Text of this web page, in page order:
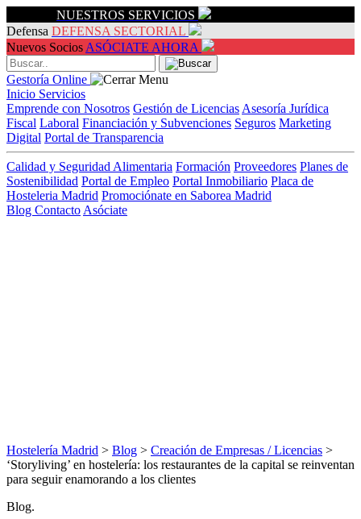
NUESTROS SERVICIOS
Defensa DEFENSA SECTORIAL
Nuevos Socios ASÓCIATE AHORA
Gestoría Online
Inicio Servicios
Emprende con Nosotros Gestión de Licencias Asesoría Jurídica
Fiscal Laboral Financiación y Subvenciones Seguros Marketing
Digital Portal de Transparencia
Calidad y Seguridad Alimentaria Formación Proveedores Planes de
Sostenibilidad Portal de Empleo Portal Inmobiliario Placa de
Hosteleria Madrid Promociónate en Saborea Madrid
Blog Contacto Asóciate
Hostelería Madrid > Blog > Creación de Empresas / Licencias >
‘Storyliving’ en hostelería: los restaurantes de la capital se reinventan
para seguir enamorando a los clientes
Blog.